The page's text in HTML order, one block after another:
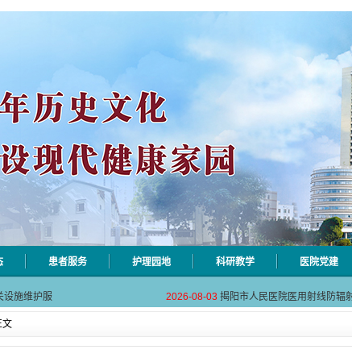
患者服务 护理园地 科研教学 医院党建
对焦相机市 2026-08-06 揭阳市人民医院对接AI-HR省
设施维护服 2026-08-03 揭阳市人民医院医用射线防辐
收官
论坛助 2026-07-31 揭阳市人民医院再添2个中山
文